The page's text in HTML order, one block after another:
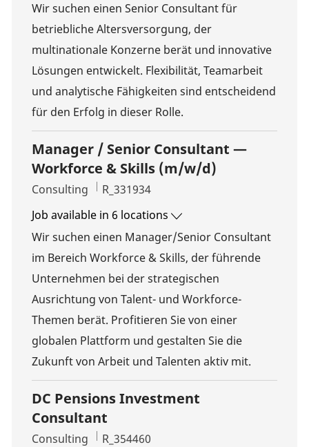
Wir suchen einen Senior Consultant für
betriebliche Altersversorgung, der
multinationale Konzerne berät und innovative
Lösungen entwickelt. Flexibilität, Teamarbeit
und analytische Fähigkeiten sind entscheidend
für den Erfolg in dieser Rolle.
Manager / Senior Consultant —
Workforce & Skills (m/w/d)
Category
Consulting Job Id
R_331934
Job available in 6 locations
Wir suchen einen Manager/Senior Consultant
im Bereich Workforce & Skills, der führende
Unternehmen bei der strategischen
Ausrichtung von Talent- und Workforce-
Themen berät. Profitieren Sie von einer
globalen Plattform und gestalten Sie die
Zukunft von Arbeit und Talenten aktiv mit.
DC Pensions Investment
Consultant
Category
Consulting Job Id
R_354460